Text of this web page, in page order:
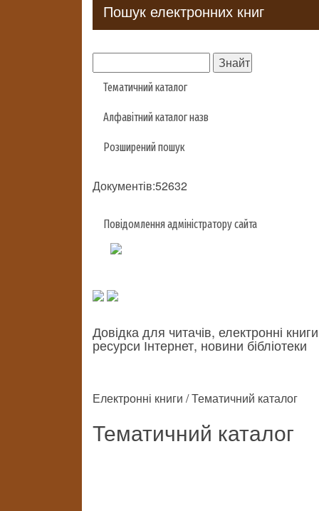
Пошук електронних книг
Тематичний каталог
Алфавітний каталог назв
Розширений пошук
Документів:52632
Повідомлення адміністратору сайта
Довідка для читачів, електронні
ресурси Інтернет, новини бібліотеки
Електронні книги / Тематичний каталог
Тематичний каталог